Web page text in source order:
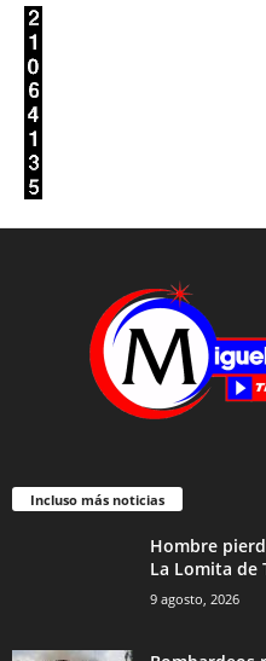
Incluso más noticias
Hombre
La Lomita de
9 agosto, 2026